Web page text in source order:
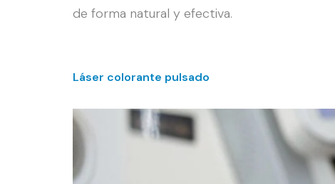
de forma natural y efectiva.
Láser colorante pulsado